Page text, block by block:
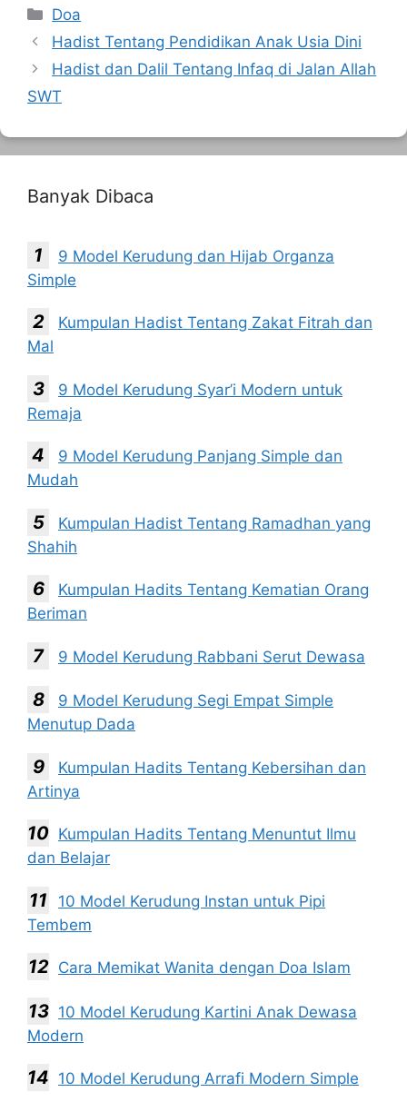
Kategori
Doa
Hadist Tentang Pendidikan Anak Usia Dini
Hadist dan Dalil Tentang Infaq di Jalan Allah
SWT
Banyak Dibaca
9 Model Kerudung dan Hijab Organza
Simple
Kumpulan Hadist Tentang Zakat Fitrah dan
Mal
9 Model Kerudung Syar’i Modern untuk
Remaja
9 Model Kerudung Panjang Simple dan
Mudah
Kumpulan Hadist Tentang Ramadhan yang
Shahih
Kumpulan Hadits Tentang Kematian Orang
Beriman
9 Model Kerudung Rabbani Serut Dewasa
9 Model Kerudung Segi Empat Simple
Menutup Dada
Kumpulan Hadits Tentang Kebersihan dan
Artinya
Kumpulan Hadits Tentang Menuntut Ilmu
dan Belajar
10 Model Kerudung Instan untuk Pipi
Tembem
Cara Memikat Wanita dengan Doa Islam
10 Model Kerudung Kartini Anak Dewasa
Modern
10 Model Kerudung Arrafi Modern Simple